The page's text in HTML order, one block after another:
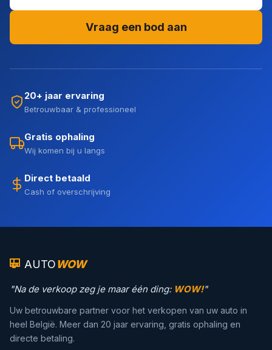
Vraag een bod aan
20+ jaar ervaring
Betrouwbaar & professioneel
Gratis ophaling
Wij komen bij u langs
Direct betaald
Cash of overschrijving
AUTOWOW
"Na de verkoop zeg je maar één ding: WOW!"
Uw betrouwbare partner voor het verkopen van uw auto in
heel België. Meer dan 20 jaar ervaring, gratis ophaling en
directe betaling.